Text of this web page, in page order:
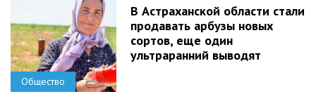
Общество
В Астраханской области стали
продавать арбузы новых
сортов, еще один
ультраранний выводят